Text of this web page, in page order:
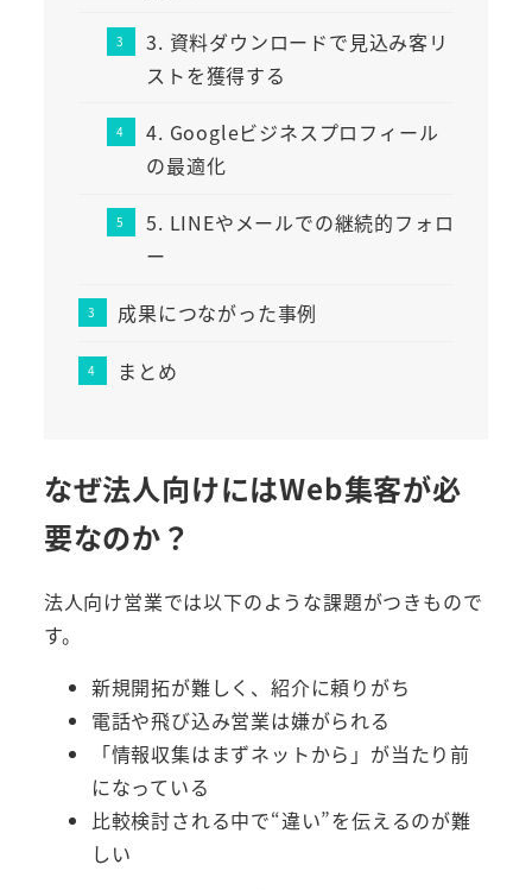
3. 資料ダウンロードで見込み客リ
ストを獲得する
4. Googleビジネスプロフィール
の最適化
5. LINEやメールでの継続的フォロ
ー
成果につながった事例
まとめ
なぜ法人向けにはWeb集客が必
要なのか？
法人向け営業では以下のような課題がつきもので
す。
新規開拓が難しく、紹介に頼りがち
電話や飛び込み営業は嫌がられる
「情報収集はまずネットから」が当たり前
になっている
比較検討される中で“違い”を伝えるのが難
しい